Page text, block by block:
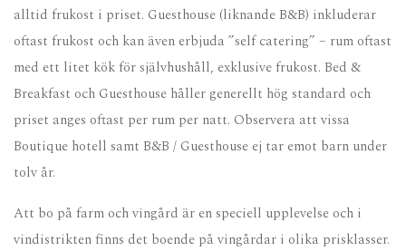
alltid frukost i priset. Guesthouse (liknande B&B) inkluderar
oftast frukost och kan även erbjuda ”self catering” – rum oftast
med ett litet kök för självhushåll, exklusive frukost. Bed &
Breakfast och Guesthouse håller generellt hög standard och
priset anges oftast per rum per natt. Observera att vissa
Boutique hotell samt B&B / Guesthouse ej tar emot barn under
tolv år.
Att bo på farm och vingård är en speciell upplevelse och i
vindistrikten finns det boende på vingårdar i olika prisklasser.